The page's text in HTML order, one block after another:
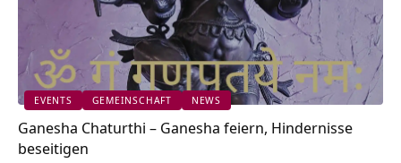
EVENTS GEMEINSCHAFT NEWS
Ganesha Chaturthi – Ganesha feiern, Hindernisse
beseitigen